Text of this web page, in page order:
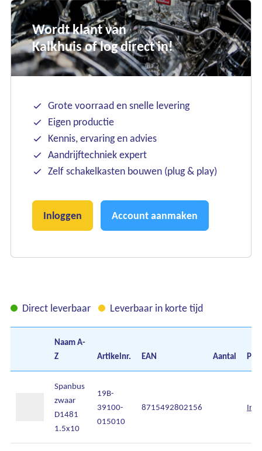
Wordt klant van
Kalkhuis of log direct in!
Grote voorraad en snelle levering
Eigen productie
Kennis, ervaring en advies
Aandrijftechniek expert
Zelf schakelkasten bouwen (plug & play)
Inloggen Account aanmaken
Direct leverbaar Leverbaar in korte tijd
NaamA-
Z
Artikelnr. EAN Aantal Prijs
Spanbus
zwaar
D1481
1.5x10
19B-
39100-
015010
8715492802156